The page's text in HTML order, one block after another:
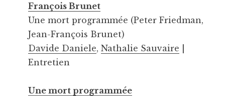
François Brunet
Une mort programmée (Peter Friedman,
Jean-François Brunet)
Davide Daniele, Nathalie Sauvaire
Entretien
Une mort programmée